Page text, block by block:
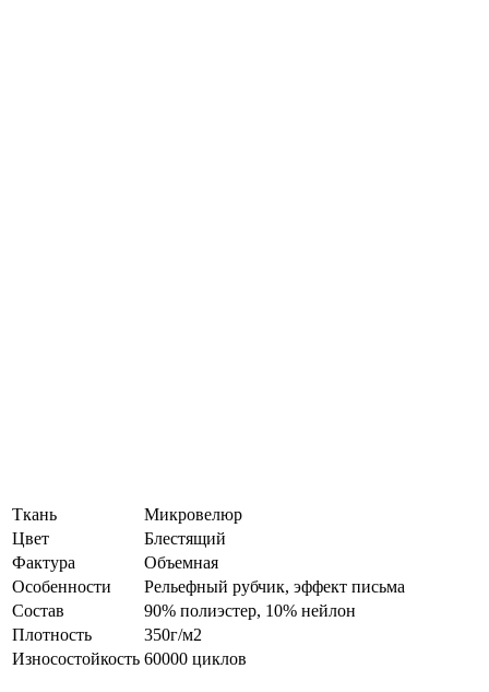
Ткань
Микровелюр
Цвет
Блестящий
Фактура
Объемная
Особенности
Рельефный рубчик, эффект письма
Состав
90% полиэстер, 10% нейлон
Плотность
350г/м2
Износостойкость 60000 циклов